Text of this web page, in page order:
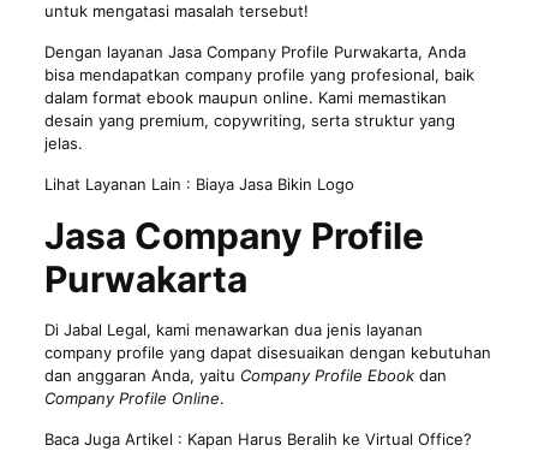
untuk mengatasi masalah tersebut!
Dengan layanan Jasa Company Profile Purwakarta, Anda
bisa mendapatkan company profile yang profesional, baik
dalam format ebook maupun online. Kami memastikan
desain yang premium, copywriting, serta struktur yang
jelas.
Lihat Layanan Lain : Biaya Jasa Bikin Logo
Jasa Company Profile
Purwakarta
Di Jabal Legal, kami menawarkan dua jenis layanan
company profile yang dapat disesuaikan dengan kebutuhan
dan anggaran Anda, yaitu Company Profile Ebookdan
Company Profile Online.
Baca Juga Artikel : Kapan Harus Beralih ke Virtual Office?